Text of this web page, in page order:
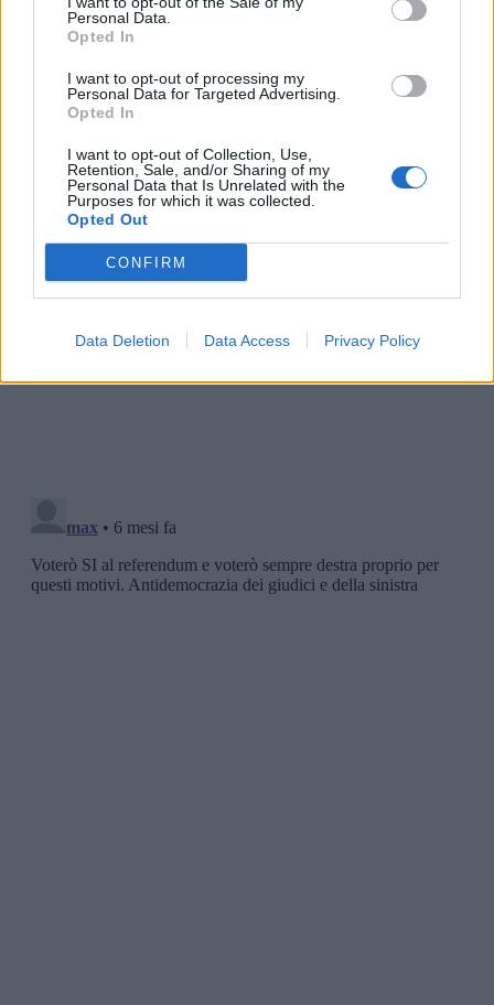
Personal Data.
Opted In
I want to opt-out of processing my
Personal Data for Targeted Advertising.
Opted In
I want to opt-out of Collection, Use,
Retention, Sale, and/or Sharing of my
Personal Data that Is Unrelated with the
Purposes for which it was collected.
Opted Out
CONFIRM
Data Deletion Data Access Privacy Policy